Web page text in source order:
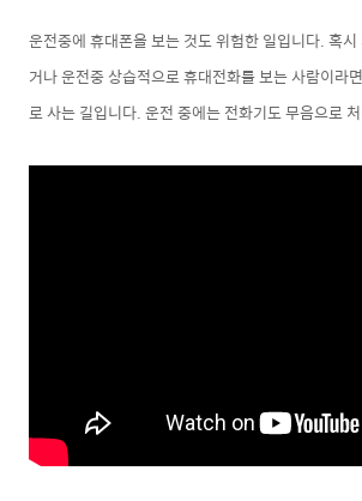
운전중에 휴대폰을 보는 것도 위험한 일입니다. 혹
거나 운전중 상습적으로 휴대전화를 보는 사람이라
로사는 길입니다. 운전 중에는 전화기도 무음으로